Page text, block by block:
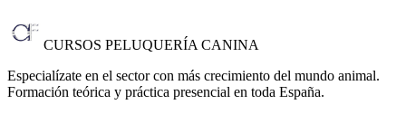
CURSOS PELUQUERÍA CANINA
Especialízate en el sector con más crecimiento del mundo animal.
Formación teórica y práctica presencial en toda España.